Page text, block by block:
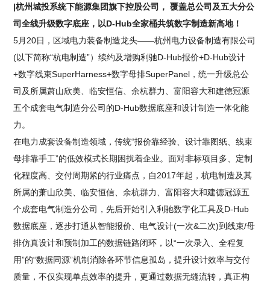
|杭州城投系统下能源集团旗下控股公司， 覆盖总公司及五大分公
司全线升级数字底座，以D-Hub全家桶共筑数字制造新高地！
5月20日，区域电力装备制造龙头——杭州电力设备制造有限公司
(以下简称“杭电制造”）续约及增购利驰D-Hub报价+D-Hub设计
+数字线束SuperHarness+数字母排SuperPanel，统一升级总公
司及所属萧山欣美、临安恒信、余杭群力、富阳容大和建德冠源
五个成套电气制造分公司的D-Hub数据底座和设计制造一体化能
力。
在电力成套设备制造领域，传统“报价靠经验、设计靠图纸、线束
母排靠手工”的低效模式长期困扰着企业。面对非标项目多、定制
化程度高、交付周期紧的行业痛点，自2017年起，杭电制造及其
所属的萧山欣美、临安恒信、余杭群力、富阳容大和建德冠源五
个成套电气制造分公司，先后开始引入利驰数字化工具及D-Hub
数据底座，逐步打通从智能报价、电气设计(一次&二次)到线束/母
排仿真设计和预制加工的数据链路闭环，以“一次录入、全程复
用”的“数据同源”机制消除各环节信息孤岛，提升设计效率与交付
质量，不仅实现单点效率的提升，更通过数据无缝流转，真正构